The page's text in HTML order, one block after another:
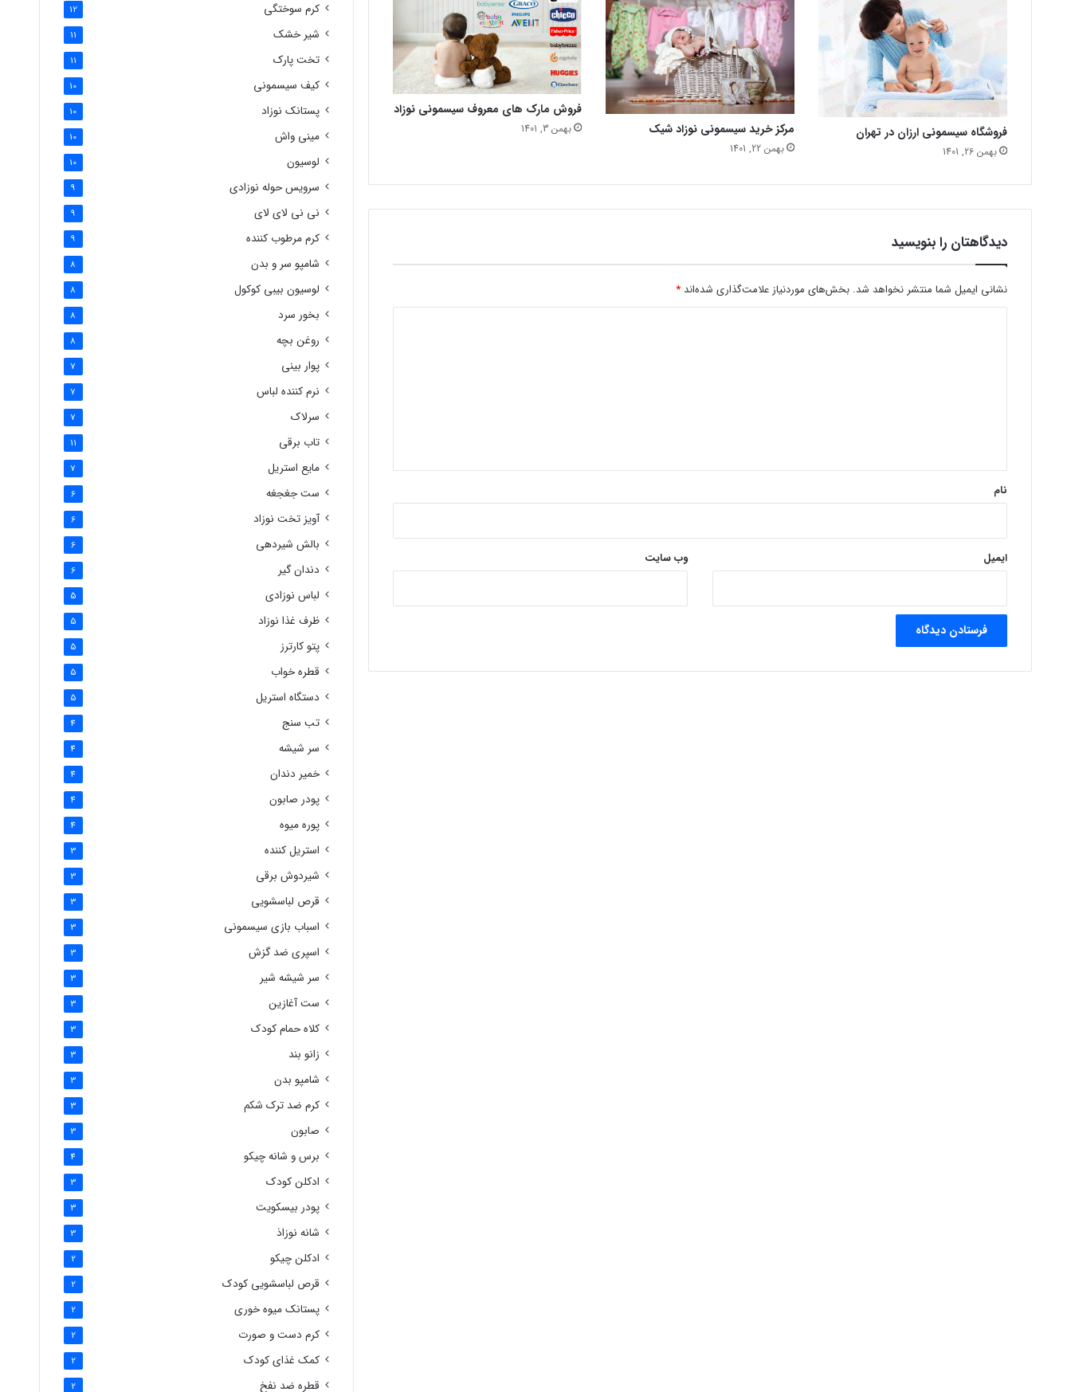
فروشگاه سیسمونی ارزان در تهران
بهمن 26, 1401
مرکز خرید سیسمونی نوزاد شیک
بهمن 22, 1401
فروش مارک های معروف سیسمونی نوزاد
بهمن 3, 1401
دیدگاهتان را بنویسید
نشانی ایمیل شما منتشر نخواهد شد. بخش‌های موردنیاز علامت‌گذاری شده‌اند *
نام
ایمیل وب‌ سایت
کرم سوختگی 12
شیر خشک 11
تخت پارک 11
کیف سیسمونی 10
پستانک نوزاد 10
مینی واش 10
لوسیون 10
سرویس حوله نوزادی 9
نی نی لای لای 9
کرم مرطوب کننده 9
شامپو سر و بدن 8
لوسیون بیبی کوکول 8
بخور سرد 8
روغن بچه 8
پوار بینی 7
نرم کننده لباس 7
سرلاک 7
تاب برقی 11
مایع استریل 7
ست جغجغه 6
آویز تخت نوزاد 6
بالش شیردهی 6
دندان گیر 6
لباس نوزادی 5
ظرف غذا نوزاد 5
پتو کارترز 5
قطره خواب 5
دستگاه استریل 5
تب سنج 4
سر شیشه 4
خمیر دندان 4
پودر صابون 4
پوره میوه 4
استریل کننده 3
شیردوش برقی 3
قرص لباسشویی 3
اسباب بازی سیسمونی 3
اسپری ضد گزش 3
سر شیشه شیر 3
ست آغازین 3
کلاه حمام کودک 3
زانو بند 3
شامپو بدن 3
کرم ضد ترک شکم 3
صابون 3
برس و شانه چیکو 4
ادکلن کودک 3
پودر بیسکویت 3
شانه نوزاذ 3
ادکلن چیکو 2
قرص لباسشویی کودک 2
پستانک میوه خوری 2
کرم دست و صورت 2
کمک غذای کودک 2
قطره ضد نفخ 2